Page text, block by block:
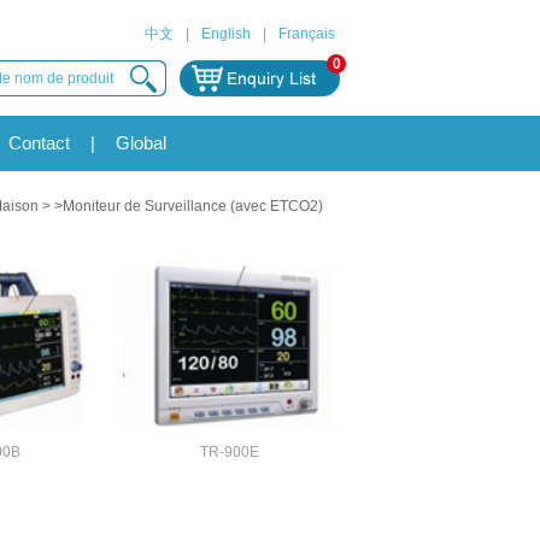
中文 English
Français
0
Contact | Global
> >Moniteur de Surveillance (avec ETCO2)
TR-900E